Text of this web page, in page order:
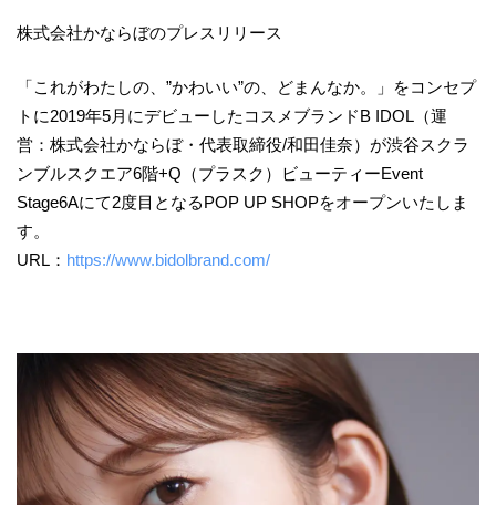
株式会社かならぼのプレスリリース
「これがわたしの、”かわいい”の、どまんなか。」をコンセプ
トに2019年5月にデビューしたコスメブランドB IDOL（運
営：株式会社かならぼ・代表取締役/和田佳奈）が渋谷スクラ
ンブルスクエア6階+Q（プラスク）ビューティーEvent
Stage6Aにて2度目となるPOP UP SHOPをオープンいたしま
す。
URL： https://www.bidolbrand.com/